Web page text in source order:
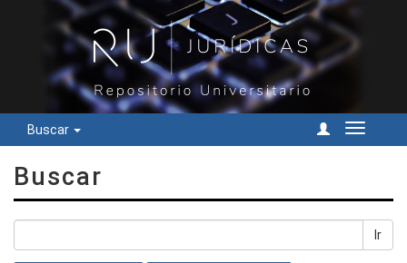
Buscar
Cambiar
Buscar
Ir